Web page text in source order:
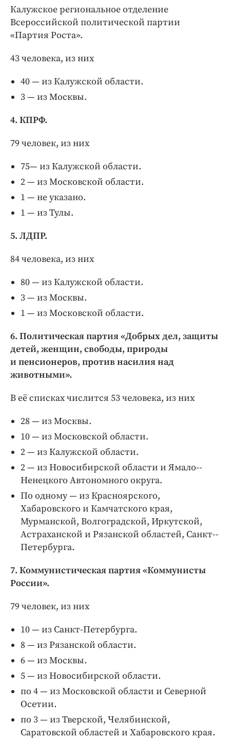
Калужское региональное отделение
Всероссийской политической партии
«Партия Роста».
43 человека, из них
40 — из Калужской области.
3 — из Москвы.
4. КПРФ.
79 человек, из них
75— из Калужской области.
2 — из Московской области.
1 — не указано.
1 — из Тулы.
5. ЛДПР.
84 человека, из них
80 — из Калужской области.
3 — из Москвы.
1 — из Московской области.
6. Политическая партия «Добрых дел, защиты
детей, женщин, свободы, природы
и пенсионеров, против насилия над
животными».
В её списках числится 53 человека, из них
28 — из Москвы.
10 — из Московской области.
2 — из Калужской области.
2 — из Новосибирской области и Ямало-­
Ненецкого Автономного округа.
По одному — из Красноярского,
Хабаровского и Камчатского края,
Мурманской, Волгоградской, Иркутской,
Астраханской и Рязанской областей, Санкт-­
Петербурга.
7. Коммунистическая партия «Коммунисты
России».
79 человек, из них
10 — из Санкт-­Петербурга.
8 — из Рязанской области.
6 — из Москвы.
5 — из Новосибирской области.
по 4 — из Московской области и Северной
Осетии.
по 3 — из Тверской, Челябинской,
Саратовской областей и Хабаровского края.